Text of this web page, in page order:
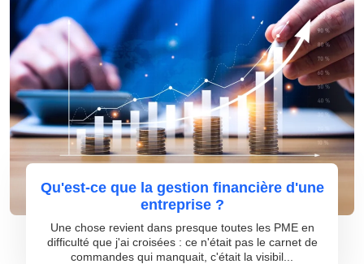
Qu'est-ce que la gestion financière d'une
entreprise ?
Une chose revient dans presque toutes les PME en
difficulté que j'ai croisées : ce n'était pas le carnet de
commandes qui manquait, c'était la visibil...